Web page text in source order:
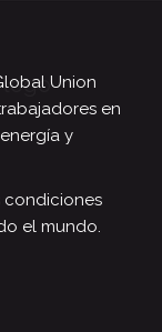
Union
en
y
condiciones
el mundo.